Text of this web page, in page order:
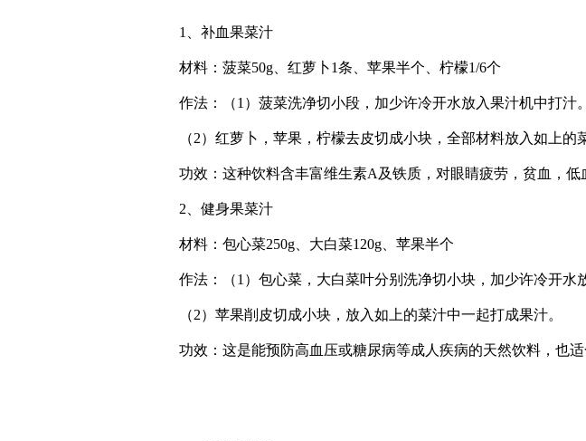
1、补血果菜汁
材料：菠菜50g、红萝卜1条、苹果半个、柠檬1/6个
作法：（1）菠菜洗净切小段，加少许冷开水放入果汁机中打汁。
（2）红萝卜，苹果，柠檬去皮切成小块，全部材料放入如上的
功效：这种饮料含丰富维生素A及铁质，对眼睛疲劳，贫血，低
2、健身果菜汁
材料：包心菜250g、大白菜120g、苹果半个
作法：（1）包心菜，大白菜叶分别洗净切小块，加少许冷开水
（2）苹果削皮切成小块，放入如上的菜汁中一起打成果汁。
功效：这是能预防高血压或糖尿病等成人疾病的天然饮料，也适